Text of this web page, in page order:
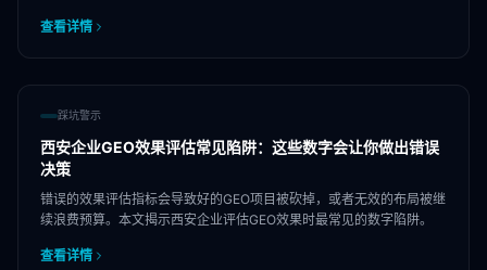
查看详情
踩坑警示
西安企业GEO效果评估常见陷阱：这些数字会让你做出错误
决策
错误的效果评估指标会导致好的GEO项目被砍掉，或者无效的布局被继
续浪费预算。本文揭示西安企业评估GEO效果时最常见的数字陷阱。
查看详情